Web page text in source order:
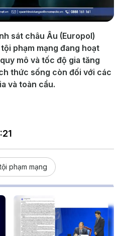
Video
sát châu Âu (Europol)
phạm mạng đang hoạt
mô và tốc độ gia tăng
thức sống còn đối với các
và toàn cầu.
tội phạm mạng